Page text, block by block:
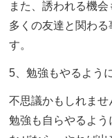
また、誘われる機会
多くの友達と関わ
す。
5、勉強もやるよう
不思議かもしれませ
勉強も自らやるよう